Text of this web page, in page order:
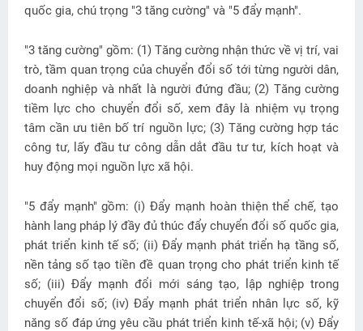
quốc gia, chú trọng "3 tăng cường" và "5 đẩy mạnh".
"3 tăng cường" gồm: (1) Tăng cường nhận thức về vị trí, vai
trò, tầm quan trọng của chuyển đổi số tới từng người dân,
doanh nghiệp và nhất là người đứng đầu; (2) Tăng cường
tiềm lực cho chuyển đổi số, xem đây là nhiệm vụ trọng
tâm cần ưu tiên bố trí nguồn lực; (3) Tăng cường hợp tác
công tư, lấy đầu tư công dẫn dắt đầu tư tư, kích hoạt và
huy động mọi nguồn lực xã hội.
"5 đẩy mạnh" gồm: (i) Đẩy mạnh hoàn thiện thể chế, tạo
hành lang pháp lý đầy đủ thúc đẩy chuyển đổi số quốc gia,
phát triển kinh tế số; (ii) Đẩy mạnh phát triển hạ tầng số,
nền tảng số tạo tiền đề quan trọng cho phát triển kinh tế
số; (iii) Đẩy mạnh đổi mới sáng tạo, lập nghiệp trong
chuyển đổi số; (iv) Đẩy mạnh phát triển nhân lực số, kỹ
năng số đáp ứng yêu cầu phát triển kinh tế-xã hội; (v) Đẩy